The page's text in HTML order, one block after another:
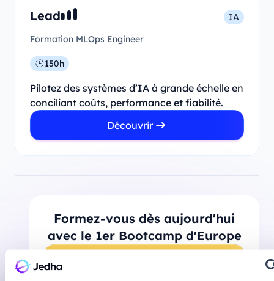
Lead
IA
Formation MLOps Engineer
150h
Pilotez des systèmes d’IA à grande échelle en
conciliant coûts, performance et fiabilité.
Découvrir
Formez-vous dès aujourd'hui
avec le 1er Bootcamp d'Europe